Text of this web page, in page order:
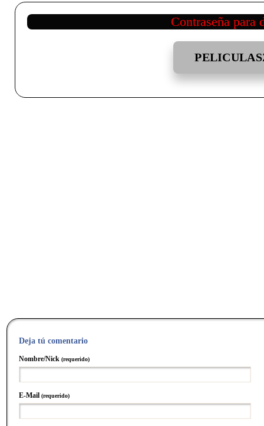
Contraseña para
Deja tú comentario
Nombre/Nick (requerido)
E-Mail (requerido)